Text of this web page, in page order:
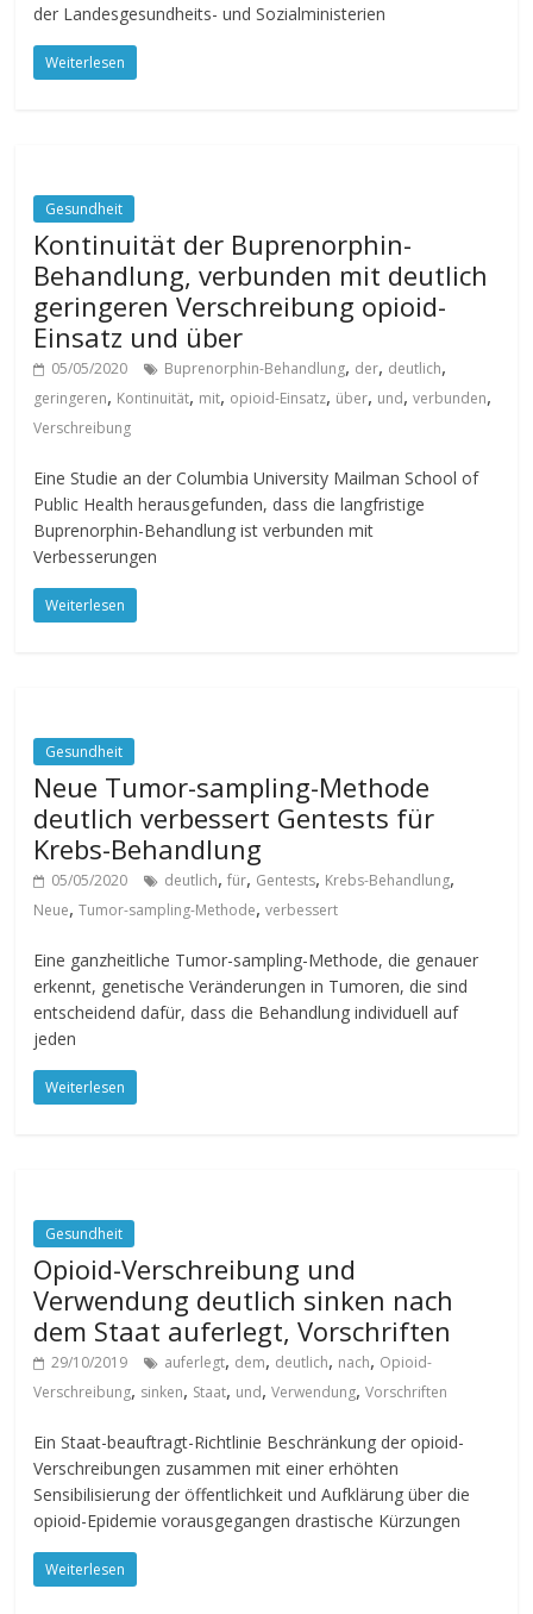
der Landesgesundheits- und Sozialministerien
Weiterlesen
Gesundheit
Kontinuität der Buprenorphin-
Behandlung, verbunden mit deutlich
geringeren Verschreibung opioid-
Einsatz und über
05/05/2020 Buprenorphin-Behandlung, der, deutlich,
geringeren, Kontinuität, mit, opioid-Einsatz, über, und,verbunden,
Verschreibung
Eine Studie an der Columbia University Mailman School of
Public Health herausgefunden, dass die langfristige
Buprenorphin-Behandlung ist verbunden mit
Verbesserungen
Weiterlesen
Gesundheit
Neue Tumor-sampling-Methode
deutlich verbessert Gentests für
Krebs-Behandlung
05/05/2020 deutlich,für, Gentests, Krebs-Behandlung,
Neue,Tumor-sampling-Methode,verbessert
Eine ganzheitliche Tumor-sampling-Methode, die genauer
erkennt, genetische Veränderungen in Tumoren, die sind
entscheidend dafür, dass die Behandlung individuell auf
jeden
Weiterlesen
Gesundheit
Opioid-Verschreibung und
Verwendung deutlich sinken nach
dem Staat auferlegt, Vorschriften
29/10/2019 auferlegt, dem, deutlich, nach, Opioid-
Verschreibung, sinken, Staat, und,Verwendung,Vorschriften
Ein Staat-beauftragt-Richtlinie Beschränkung der opioid-
Verschreibungen zusammen mit einer erhöhten
Sensibilisierung der öffentlichkeit und Aufklärung über die
opioid-Epidemie vorausgegangen drastische Kürzungen
Weiterlesen